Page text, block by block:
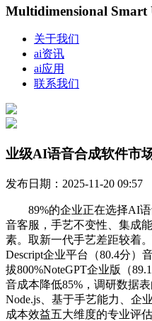
Multidimensional Smart
关于我们
ai资讯
ai应用
联系我们
业级AI语音合成软件市
发布日期：2025-11-20 09:57
89%的企业正在选择AI语
音客服，手艺不变性、集成
素。取新一代手艺差距较着
Descript企业平台（80.4分）
拔800%NoteGPT企业版（
音成本降低85%，调研数据表
Node.js、基于手艺能力、企
成本效益五大维度的专业评